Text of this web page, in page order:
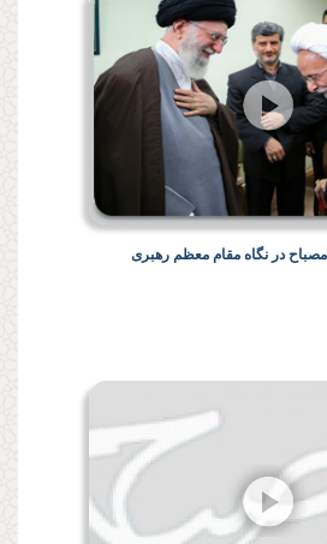
در نگاه مقام معظم رهبری